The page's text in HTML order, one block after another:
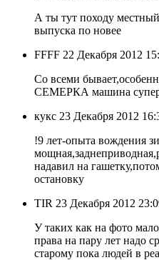
А ты тут походу
выпуска по новее
FFFF 22 Декабря 2012
Со всеми
СЕМЕРКА машина
кукс 23 Декабря 2012
!9 лет-опыта вождения
надавил на
остановку
TIR 23 Декабря 2012
У таких как на фото
права на пару лет надо
старому пока людей в